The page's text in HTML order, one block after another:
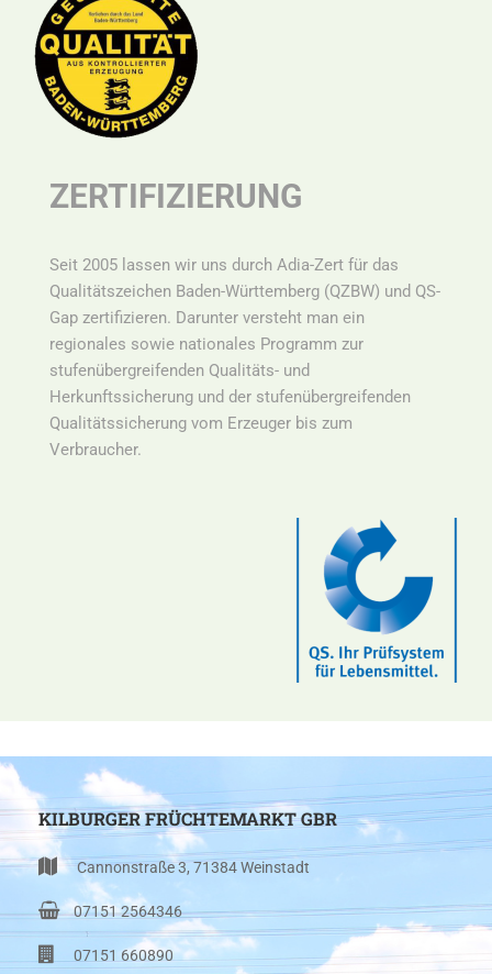
ZERTIFIZIERUNG
Seit 2005 lassen wir uns durch Adia-Zert für das
Qualitätszeichen Baden-Württemberg (QZBW) und QS-
Gap zertifizieren. Darunter versteht man ein
regionales sowie nationales Programm zur
stufenübergreifenden Qualitäts- und
Herkunftssicherung und der stufenübergreifenden
Qualitätssicherung vom Erzeuger bis zum
Verbraucher.
KILBURGER FRÜCHTEMARKT GBR
Cannonstraße 3, 71384 Weinstadt
07151 2564346
07151 660890